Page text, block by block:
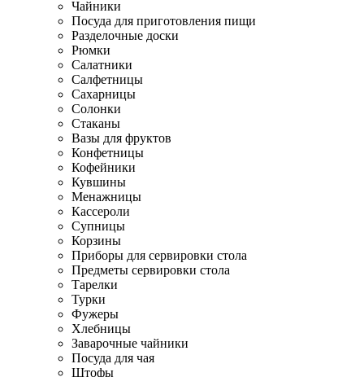
Чайники
Посуда для приготовления пищи
Разделочные доски
Рюмки
Салатники
Салфетницы
Сахарницы
Солонки
Стаканы
Вазы для фруктов
Конфетницы
Кофейники
Кувшины
Менажницы
Кассероли
Супницы
Корзины
Приборы для сервировки стола
Предметы сервировки стола
Тарелки
Турки
Фужеры
Хлебницы
Заварочные чайники
Посуда для чая
Штофы